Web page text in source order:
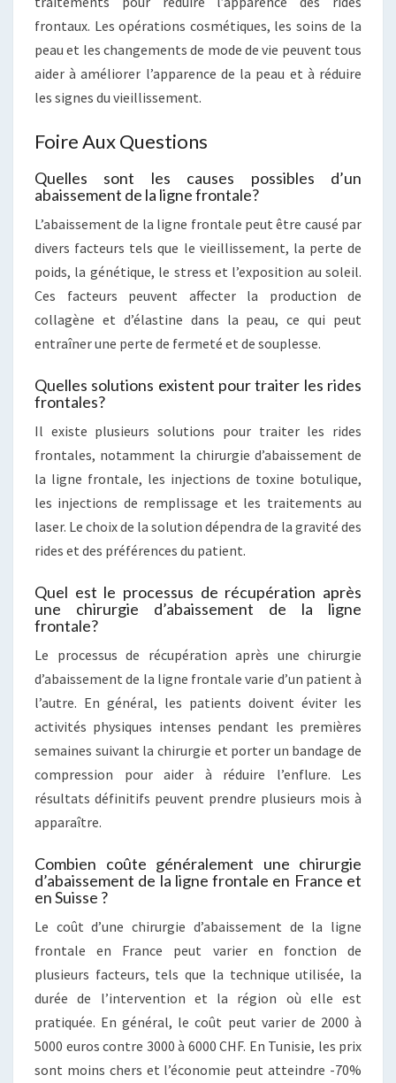
frontaux. Les opérations cosmétiques, les soins de la
peau et les changements de mode de vie peuvent tous
aider à améliorer l’apparence de la peau et à réduire
les signes du vieillissement.
Foire Aux Questions
Quelles sont les causes possibles d’un
abaissement de la ligne frontale?
L’abaissement de la ligne frontale peut être causé par
divers facteurs tels que le vieillissement, la perte de
poids, la génétique, le stress et l’exposition au soleil.
Ces facteurs peuvent affecter la production de
collagène et d’élastine dans la peau, ce qui peut
entraîner une perte de fermeté et de souplesse.
Quelles solutions existent pour traiter les rides
frontales?
Il existe plusieurs solutions pour traiter les rides
frontales, notamment la chirurgie d’abaissement de
la ligne frontale, les injections de toxine botulique,
les injections de remplissage et les traitements au
laser. Le choix de la solution dépendra de la gravité des
rides et des préférences du patient.
Quel est le processus de récupération après
une chirurgie d’abaissement de la ligne
frontale?
Le processus de récupération après une chirurgie
d’abaissement de la ligne frontale varie d’un patient à
l’autre. En général, les patients doivent éviter les
activités physiques intenses pendant les premières
semaines suivant la chirurgie et porter un bandage de
compression pour aider à réduire l’enflure. Les
résultats définitifs peuvent prendre plusieurs mois à
apparaître.
Combien coûte généralement une chirurgie
d’abaissement de la ligne frontale en France et
en Suisse ?
Le coût d’une chirurgie d’abaissement de la ligne
frontale en France peut varier en fonction de
plusieurs facteurs, tels que la technique utilisée, la
durée de l’intervention et la région où elle est
pratiquée. En général, le coût peut varier de 2000 à
5000 euros contre 3000 à 6000 CHF. En Tunisie, les prix
sont moins chers et l’économie peut atteindre -70%